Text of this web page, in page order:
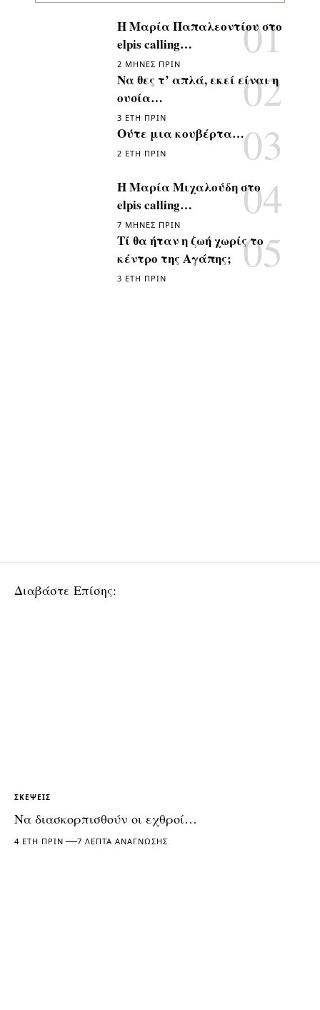
Η Μαρία Παπαλεοντίου στο
elpis calling…
2 ΜΉΝΕΣ ΠΡΙΝ
Να θες τ’ απλά, εκεί είναι η
ουσία…
3 ΈΤΗ ΠΡΙΝ
Ούτε μια κουβέρτα…
2 ΈΤΗ ΠΡΙΝ
Η Μαρία Μιχαλούδη στο
elpis calling…
7 ΜΉΝΕΣ ΠΡΙΝ
Τί θα ήταν η ζωή χωρίς το
κέντρο της Αγάπης;
3 ΈΤΗ ΠΡΙΝ
Διαβάστε Επίσης:
ΣΚΈΨΕΙΣ
Να διασκορπισθούν οι εχθροί…
4 ΈΤΗ ΠΡΙΝ 7 ΛΕΠΤΆ ΑΝΆΓΝΩΣΗΣ